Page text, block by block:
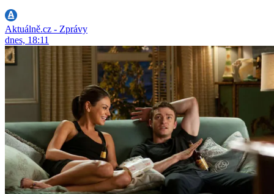
Aktuálně.cz - Zprávy
dnes, 18:11